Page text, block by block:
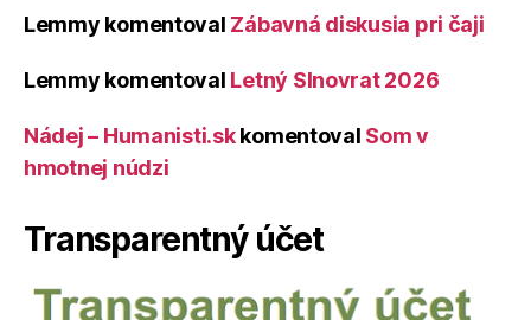
Lemmy komentoval Zábavná diskusia pri čaji
Lemmy komentoval Letný Slnovrat 2026
Nádej – Humanisti.skkomentoval Som v
hmotnej núdzi
Transparentný účet